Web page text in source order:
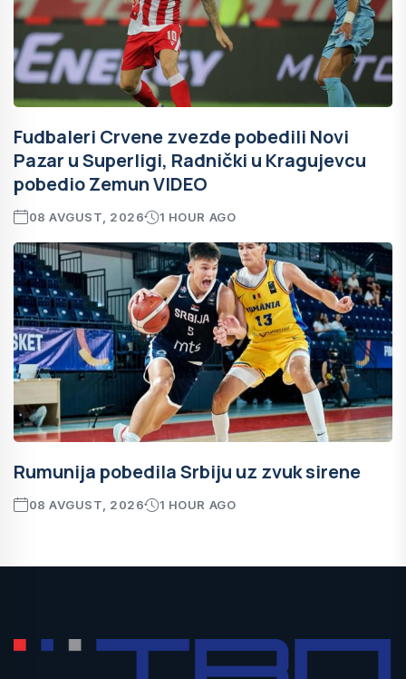
Fudbaleri Crvene zvezde pobedili Novi
Pazar u Superligi, Radnički u Kragujevcu
pobedio Zemun VIDEO
08 AVGUST, 2026 1 HOUR AGO
Rumunija pobedila Srbiju uz zvuk sirene
08 AVGUST, 2026 1 HOUR AGO